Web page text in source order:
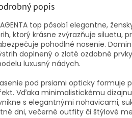
popis
top pôsobí elegantne,
ktorý krásne zvýrazňuje siluetu,
pohodlné nosenie.
doplnený o zlaté ozdobné
luxusný nádych.
pod prsiami opticky formuje
Vďaka minimalistickému
s elegantnými nohavicami,
dni, večerné outfity či štýlové